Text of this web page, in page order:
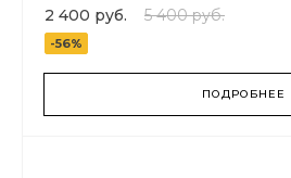
2 400 руб. 5 400 руб.
-56%
ПОДРОБНЕЕ